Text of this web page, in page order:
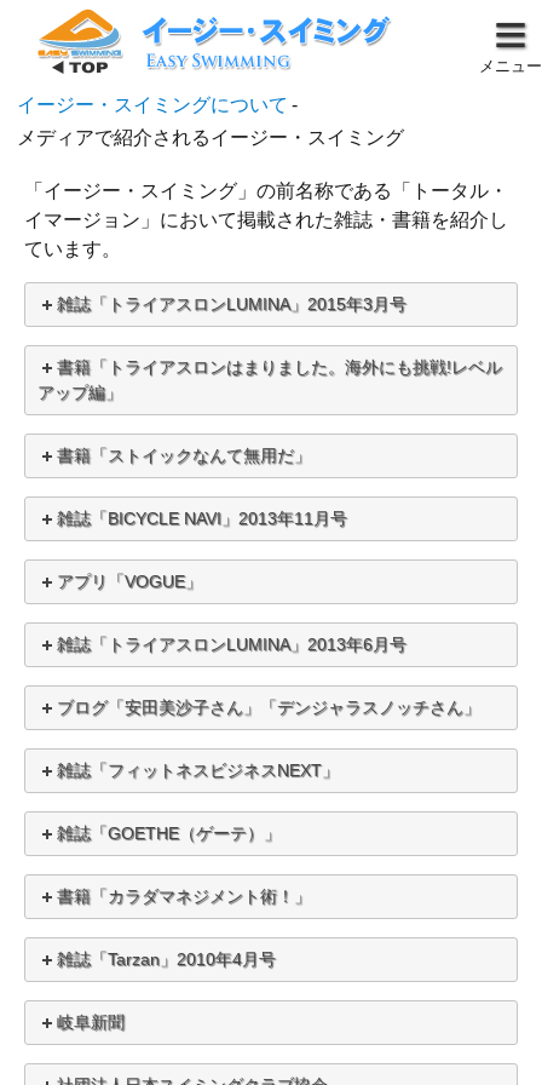
メニュー
イージー・スイミングについて -
メディアで紹介されるイージー・スイミング
「イージー・スイミング」の前名称である「トータル・
イマージョン」において掲載された雑誌・書籍を紹介し
ています。
雑誌「トライアスロンLUMINA」2015年3月号
書籍「トライアスロンはまりました。海外にも挑戦!レベル
アップ編」
書籍「ストイックなんて無用だ」
雑誌「BICYCLE NAVI」2013年11月号
アプリ「VOGUE」
雑誌「トライアスロンLUMINA」2013年6月号
ブログ「安田美沙子さん」「デンジャラスノッチさん」
雑誌「フィットネスビジネスNEXT」
雑誌「GOETHE（ゲーテ）」
書籍「カラダマネジメント術！」
雑誌「Tarzan」2010年4月号
岐阜新聞